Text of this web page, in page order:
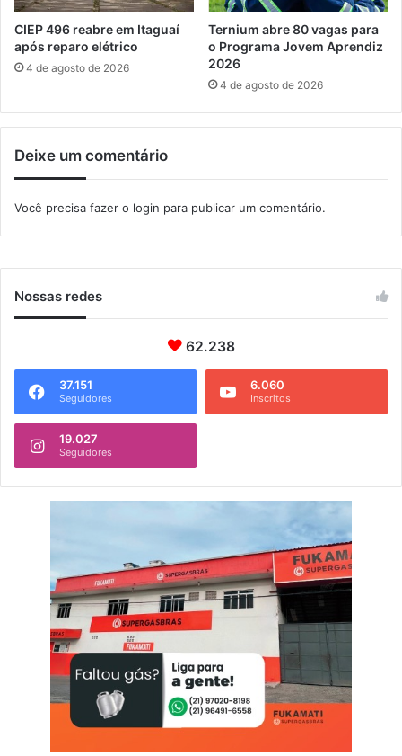
a
n
g
a
t
b
a
o
I
m
p
d
e
e
n
a
d
2
CIEP 496 reabre em Itaguaí
após reparo elétrico
4 de agosto de 2026
Ternium abre 80 vagas para
o Programa Jovem Aprendiz
2026
4 de agosto de 2026
Deixe um comentário
Você precisa fazer o login para publicar um comentário.
Nossas redes
62.238
37.151
Seguidores
6.060
Inscritos
19.027
Seguidores